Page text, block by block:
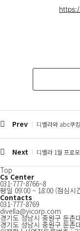
Prev 디벨라와 abc쿠
Next 디벨라 1월 프로
Top
Cs Center
031-777-8766~8
평일 09:00 ~ 18:00 (점심시
Contacts
031-777-8769
divella@yicorp.com
경기도 성남시 중원구 둔촌
경기도 성남시 중원구 둔촌